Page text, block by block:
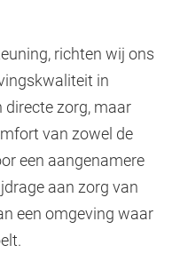
richten wij ons
in
directe zorg, maar
van zowel de
een aangenamere
aan zorg van
een omgeving waar